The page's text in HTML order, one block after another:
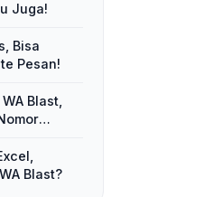
Juga!
Bisa
Pesan!
Blast,
Blast?